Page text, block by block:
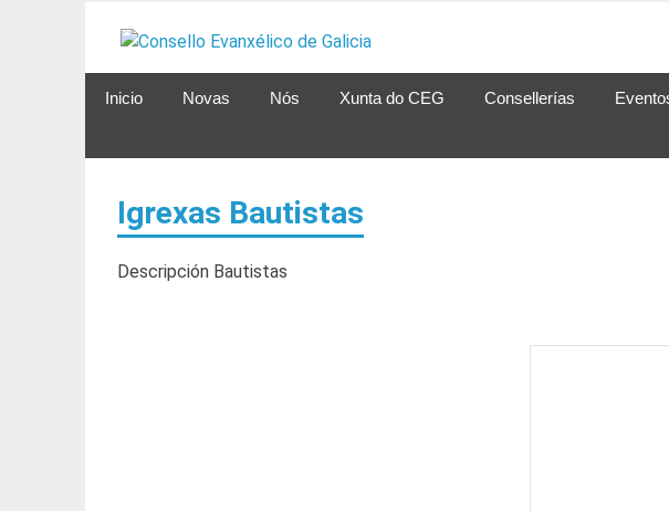
Inicio Novas Nós Xunta do CEG Consellerías
Igrexas Bautistas
Descripción Bautistas